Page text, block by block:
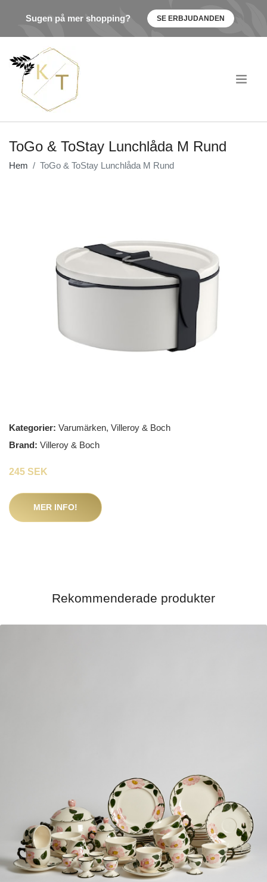
Sugen på mer shopping? SE ERBJUDANDEN
ToGo & ToStay Lunchlåda M Rund
Hem ToGo & ToStay Lunchlåda M Rund
Kategorier: Varumärken, Villeroy & Boch
Brand: Villeroy & Boch
245 SEK
MER INFO!
Rekommenderade produkter